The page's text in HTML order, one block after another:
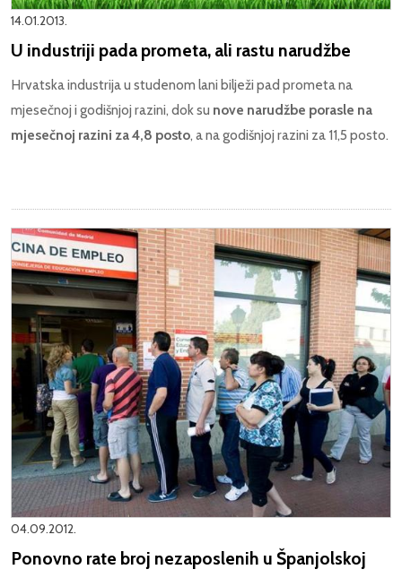
14.01.2013.
U industriji pada prometa, ali rastu narudžbe
Hrvatska industrija u studenom lani bilježi pad prometa na
mjesečnoj i godišnjoj razini, dok su nove narudžbe porasle na
mjesečnoj razini za 4,8 posto, a na godišnjoj razini za 11,5 posto.
04.09.2012.
Ponovno rate broj nezaposlenih u Španjolskoj